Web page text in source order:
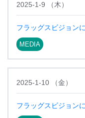
2025-1-9 （木）
フラッグスビジョン
MEDIA
2025-1-10 （金）
フラッグスビジョン